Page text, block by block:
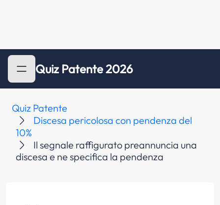
Quiz Patente 2026
Quiz Patente
Discesa pericolosa con pendenza del
10%
Il segnale raffigurato preannuncia una
discesa e ne specifica la pendenza